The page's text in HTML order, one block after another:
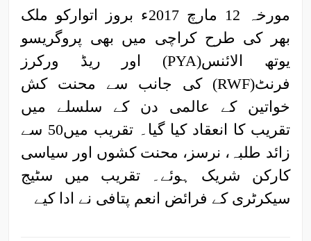
مورخہ 12 مارچ 2017ء بروز اتوارکو ملک
بھر کی طرح کراچی میں بھی پروگریسو
یوتھ الائنس(PYA) اور ریڈ ورکرز
فرنٹ(RWF) کی جانب سے محنت کش
خواتین کے عالمی دن کے سلسلے میں
تقریب کا انعقاد کیا گیا۔ تقریب میں50 سے
زائد طلبہ، نرسز، محنت کشوں اور سیاسی
کارکن شریک ہوئے۔ تقریب میں سٹیج
سیکرٹری کے فرائض انعم پتافی نے ادا کیے